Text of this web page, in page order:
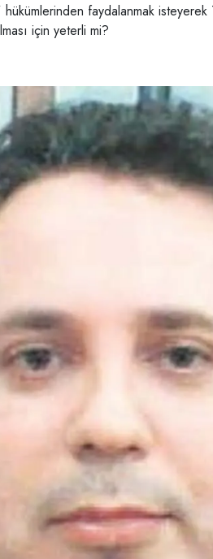
hükümlerinden faydalanmak
için yeterli mi?